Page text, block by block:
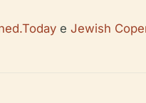
e Jewish